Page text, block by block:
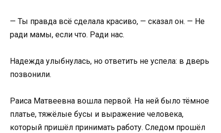
— Ты правда всё сделала красиво, — сказал он. — Не
ради мамы, если что. Ради нас.
Надежда улыбнулась, но ответить не успела: в дверь
позвонили.
Раиса Матвеевна вошла первой. На ней было тёмное
платье, тяжёлые бусы и выражение человека,
который пришёл принимать работу. Следом прошёл